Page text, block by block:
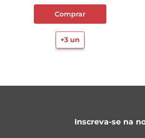
Comprar
+3 un
Inscreva-se na